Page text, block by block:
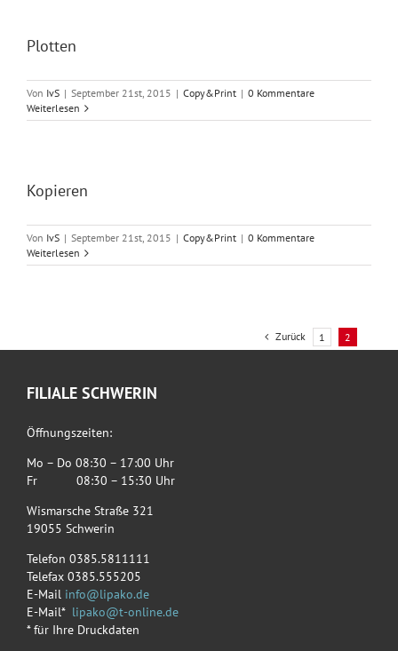
Plotten
Von IvS | September 21st, 2015 | Copy&Print | 0 Kommentare
Weiterlesen
Kopieren
Von IvS | September 21st, 2015 | Copy&Print | 0 Kommentare
Weiterlesen
Zurück 1 2
FILIALE SCHWERIN
Öffnungszeiten:
Mo – Do 08:30 – 17:00 Uhr
Fr 08:30 – 15:30 Uhr
Wismarsche Straße 321
19055 Schwerin
Telefon 0385.5811111
Telefax 0385.555205
E-Mail info@lipako.de
E-Mail* lipako@t-online.de
* für Ihre Druckdaten